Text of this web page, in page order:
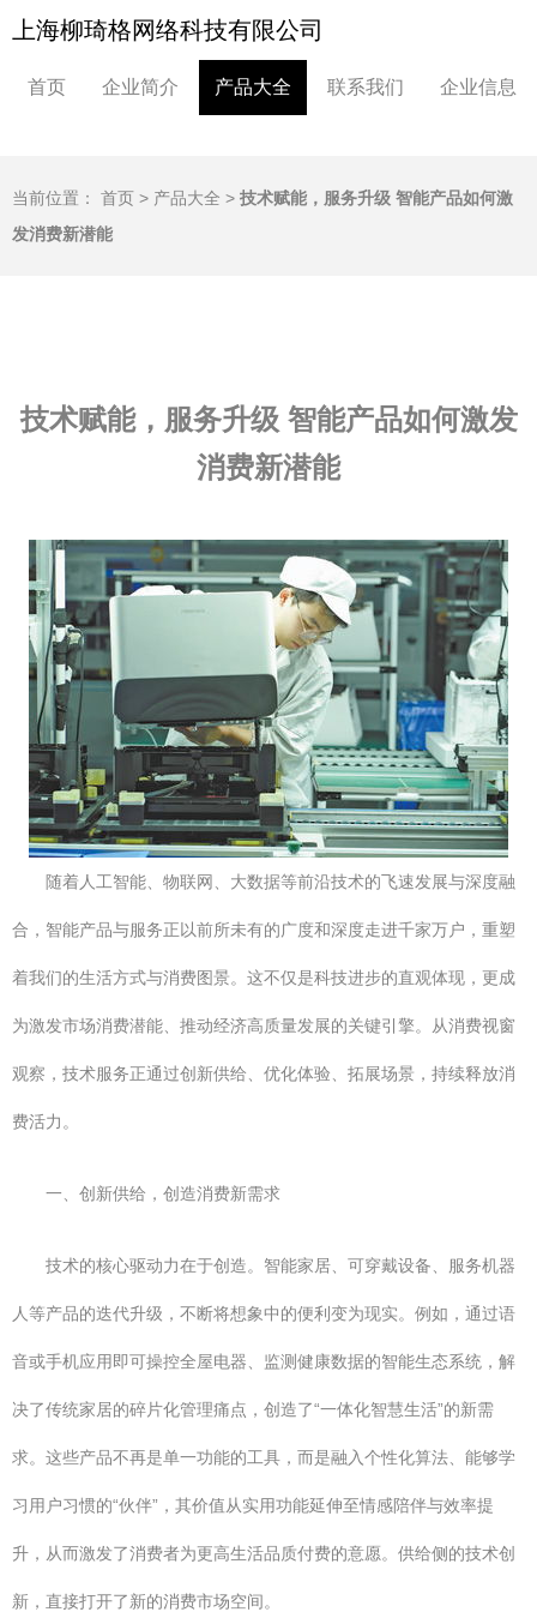
上海柳琦格网络科技有限公司
首页 企业简介 产品大全 联系我们 企业信息
当前位置： 首页 > 产品大全 > 技术赋能，服务升级 智能产品如何激
发消费新潜能
技术赋能，服务升级 智能产品如何激发
消费新潜能
随着人工智能、物联网、大数据等前沿技术的飞速发展与深度融
合，智能产品与服务正以前所未有的广度和深度走进千家万户，重塑
着我们的生活方式与消费图景。这不仅是科技进步的直观体现，更成
为激发市场消费潜能、推动经济高质量发展的关键引擎。从消费视窗
观察，技术服务正通过创新供给、优化体验、拓展场景，持续释放消
费活力。
一、创新供给，创造消费新需求
技术的核心驱动力在于创造。智能家居、可穿戴设备、服务机器
人等产品的迭代升级，不断将想象中的便利变为现实。例如，通过语
音或手机应用即可操控全屋电器、监测健康数据的智能生态系统，解
决了传统家居的碎片化管理痛点，创造了“一体化智慧生活”的新需
求。这些产品不再是单一功能的工具，而是融入个性化算法、能够学
习用户习惯的“伙伴”，其价值从实用功能延伸至情感陪伴与效率提
升，从而激发了消费者为更高生活品质付费的意愿。供给侧的技术创
新，直接打开了新的消费市场空间。